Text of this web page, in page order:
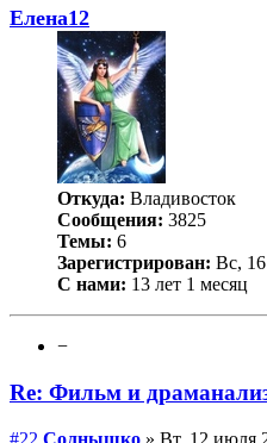
Елена12
Откуда: Владивосток
Сообщения: 3825
Темы: 6
Зарегистрирован: Вс,
С нами: 13 лет 1 месяц
−
Re: Фильм и
#22 Солнышко » Вт, 12 июля